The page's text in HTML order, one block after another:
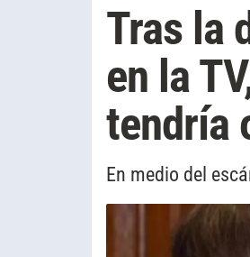
Tras la
en la
tendría
En medio del